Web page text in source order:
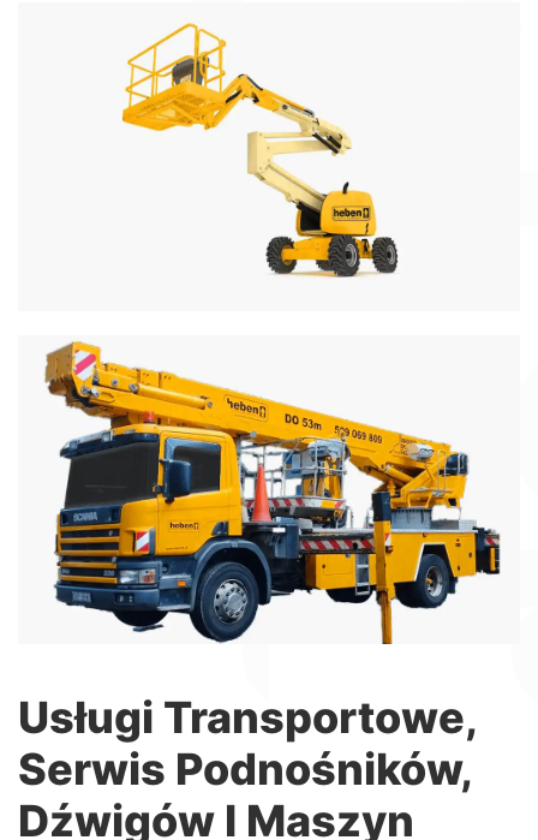
Podnośniki Teleskopowe
Podnośniki samobieżne elektryczne i spalinowe z
wysięgiem do 40metrów
Więcej informacji
Podnośniki Koszowe
Podnośniki koszowe na pojazdach sięgające do
70metrów
Więcej informacji
Usługi Transportowe,
Serwis Podnośników,
Dźwigów I Maszyn